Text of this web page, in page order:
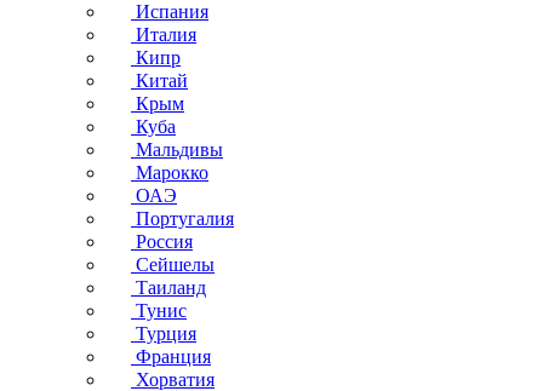
Испания
Италия
Кипр
Китай
Крым
Куба
Мальдивы
Марокко
ОАЭ
Португалия
Россия
Сейшелы
Таиланд
Тунис
Турция
Франция
Хорватия